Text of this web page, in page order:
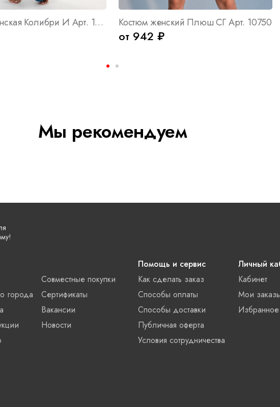
Пижама женская Колибри И Арт. 10444 Костюм женский Плюш СГ Арт. 10750
от 942 ₽
Мы рекомендуем
города
Совместные покупки
Сертификаты
Вакансии
Новости
Помощь и сервис
Как сделать заказ
Способы оплаты
Способы доставки
Публичная оферта
Условия сотрудничества
Личный
Кабинет
Мои
Избранное